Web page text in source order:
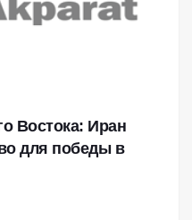
Востока: Иран
для победы в